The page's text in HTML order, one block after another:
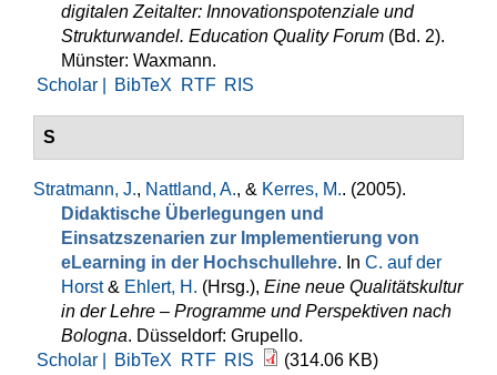
digitalen Zeitalter: Innovationspotenziale und
Strukturwandel. Education Quality Forum (Bd. 2).
Münster: Waxmann.
Scholar |
BibTeX RTF RIS
S
Stratmann, J., Nattland, A., & Kerres, M.. (2005).
Didaktische Überlegungen und
Einsatzszenarien zur Implementierung von
eLearning in der Hochschullehre. In C. auf der
Horst& Ehlert, H. (Hrsg.), Eine neue Qualitätskultur
in der Lehre – Programme und Perspektiven nach
Bologna. Düsseldorf: Grupello.
Scholar |
BibTeX RTF RIS (314.06 KB)